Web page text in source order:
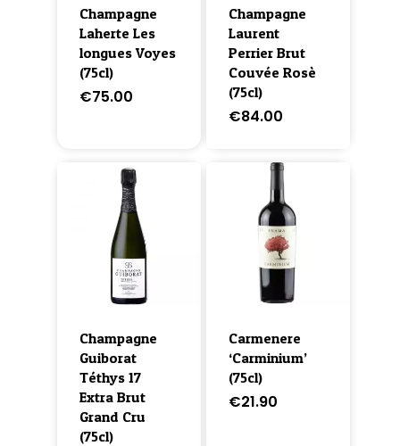
Champagne
Laherte Les
longues Voyes
(75cl)
€75.00
Champagne
Laurent
Perrier Brut
Couvée Rosè
(75cl)
€84.00
Champagne
Guiborat
Téthys 17
Extra Brut
Grand Cru
(75cl)
Carmenere
‘Carminium’
(75cl)
€21.90